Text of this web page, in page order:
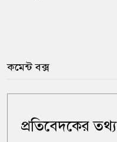
কমেন্ট বক্স
প্রতিবেদকের তথ্য